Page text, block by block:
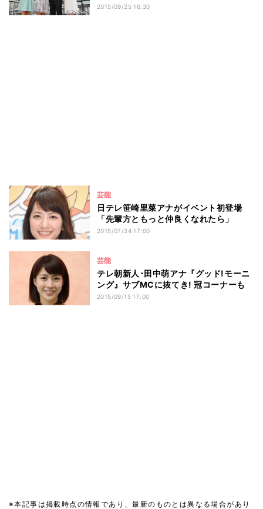
2015/09/25 16:30
芸能
日テレ笹崎里菜アナがイベント初登場
「先輩方ともっと仲良くなれたら」
2015/07/24 17:00
芸能
テレ朝新人･田中萌アナ『グッド!モーニ
ング』サブMCに抜てき! 冠コーナーも
2015/09/15 17:00
※本記事は掲載時点の情報であり、最新のものとは異なる場合があり